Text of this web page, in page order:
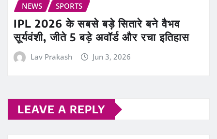
NEWS SPORTS
IPL 2026 के सबसे बड़े सितारे बने वैभव
सूर्यवंशी, जीते 5 बड़े अवॉर्ड और रचा इतिहास
Lav Prakash Jun 3, 2026
LEAVE A REPLY